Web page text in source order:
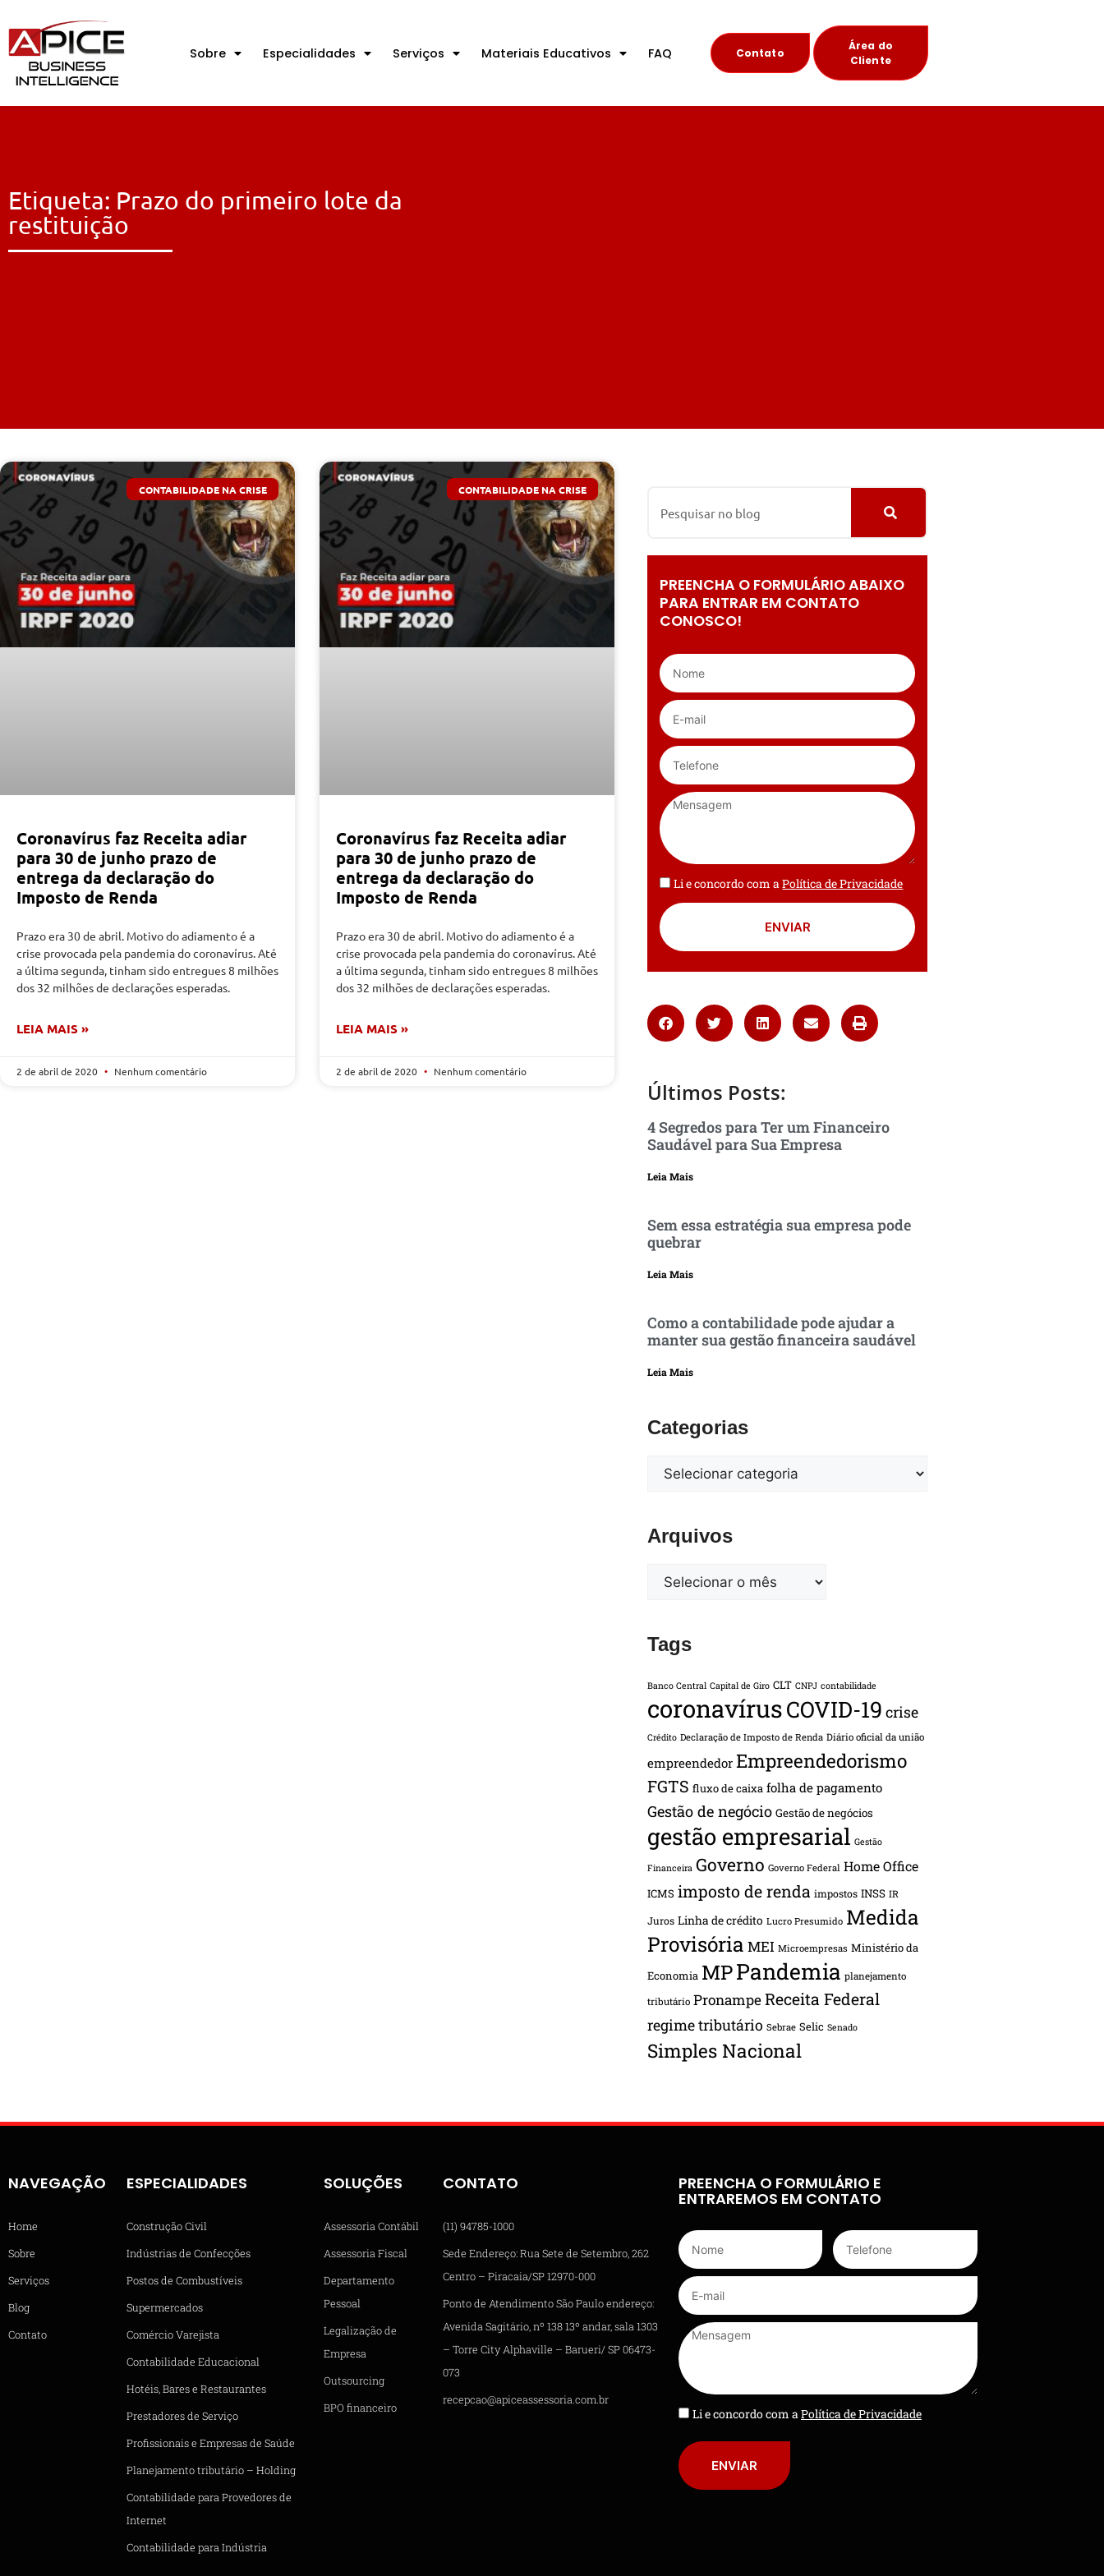
Sobre Especialidades Serviços Materiais Educativos FAQ Contato
Área do
Cliente
Etiqueta: Prazo do primeiro lote da
restituição
CONTABILIDADE NA CRISE
Coronavírus faz Receita adiar
para 30 de junho prazo de
entrega da declaração do
Imposto de Renda
Prazo era 30 de abril. Motivo do adiamento é a
crise provocada pela pandemia do coronavírus. Até
a última segunda, tinham sido entregues 8 milhões
dos 32 milhões de declarações esperadas.
LEIA MAIS »
2 de abril de 2020 Nenhum comentário
CONTABILIDADE NA CRISE
Coronavírus faz Receita adiar
para 30 de junho prazo de
entrega da declaração do
Imposto de Renda
Prazo era 30 de abril. Motivo do adiamento é a
crise provocada pela pandemia do coronavírus. Até
a última segunda, tinham sido entregues 8 milhões
dos 32 milhões de declarações esperadas.
LEIA MAIS »
2 de abril de 2020 Nenhum comentário
PREENCHA O FORMULÁRIO ABAIXO
PARA ENTRAR EM CONTATO
CONOSCO!
Li e concordo com aPolítica de Privacidade
ENVIAR
Últimos Posts:
4 Segredos para Ter um Financeiro
Saudável para Sua Empresa
Leia Mais
Sem essa estratégia sua empresa pode
quebrar
Leia Mais
Como a contabilidade pode ajudar a
manter sua gestão financeira saudável
Leia Mais
Categorias
Arquivos
Tags
Banco Central Capital de Giro CLT CNPJ contabilidade
coronavírusCOVID-19 crise
Crédito Declaração de Imposto de Renda Diário oficial da união
empreendedor Empreendedorismo
FGTS fluxo de caixa folha de pagamento
Gestão de negócio Gestão de negócios
gestão empresarial Gestão
Financeira Governo Governo Federal Home Office
ICMS imposto de renda impostos INSS IR
Juros Linha de crédito Lucro Presumido Medida
Provisória MEI Microempresas Ministério da
Economia MPPandemia planejamento
tributário PronampeReceita Federal
regime tributário Sebrae Selic Senado
Simples Nacional
NAVEGAÇÃO
Home
Sobre
Serviços
Blog
Contato
ESPECIALIDADES
Construção Civil
Indústrias de Confecções
Postos de Combustíveis
Supermercados
Comércio Varejista
Contabilidade Educacional
Hotéis, Bares e Restaurantes
Prestadores de Serviço
Profissionais e Empresas de Saúde
Planejamento tributário – Holding
Contabilidade para Provedores de
Internet
Contabilidade para Indústria
SOLUÇÕES
Assessoria Contábil
Assessoria Fiscal
Departamento
Pessoal
Legalização de
Empresa
Outsourcing
BPO financeiro
CONTATO
(11) 94785-1000
Sede Endereço: Rua Sete de Setembro, 262
Centro – Piracaia/SP 12970-000
Ponto de Atendimento São Paulo endereço:
Avenida Sagitário, nº 138 13º andar, sala 1303
– Torre City Alphaville – Barueri/ SP 06473-
073
recepcao@apiceassessoria.com.br
PREENCHA O FORMULÁRIO E
ENTRAREMOS EM CONTATO
Li e concordo com aPolítica de Privacidade
ENVIAR